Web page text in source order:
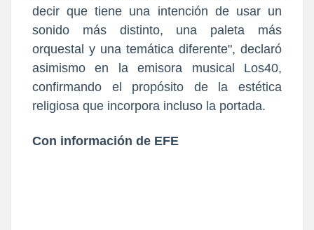
decir que tiene una intención de usar un
sonido más distinto, una paleta más
orquestal y una temática diferente", declaró
asimismo en la emisora musical Los40,
confirmando el propósito de la estética
religiosa que incorpora incluso la portada.
Con información de EFE